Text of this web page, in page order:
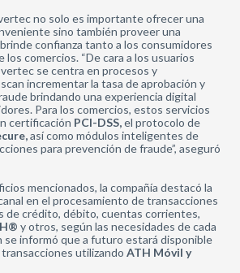
no solo es importante ofrecer una
sino también proveer una
confianza tanto a los consumidores
los comercios. “De cara a los usuarios
se centra en procesos y
incrementar la tasa de aprobación y
brindando una experiencia digital
Para los comercios, estos servicios
certificación PCI-DSS,el protocolo de
así como módulos inteligentes de
para prevención de fraude”, aseguró
mencionados, la compañía destacó la
en el procesamiento de transacciones
de crédito, débito, cuentas corrientes,
y otros, según las necesidades de cada
se informó que a futuro estará disponible
utilizando ATH Móvil y